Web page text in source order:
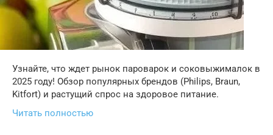
Узнайте, что ждет рынок пароварок и соковыжималок в
2025 году! Обзор популярных брендов (Philips, Braun,
Kitfort) и растущий спрос на здоровое питание.
Читать полностью